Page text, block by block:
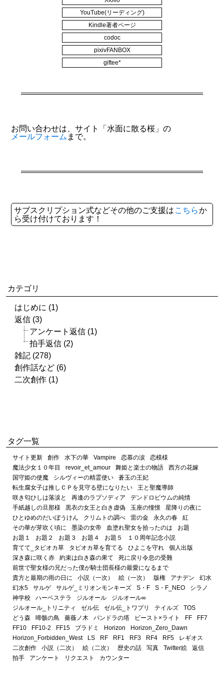
YouTube(リーディング)
Kindle著者ページ
codoc
pixivFANBOX
giftee*
お問い合わせは、サイト「水面に散る桜」の
メールフォーム まで。
サブスクリプション式などその他のご支援は こちらか
ら受け付けております！
カテゴリ
はじめに (1)
返信 (3)
アンケート返信 (1)
拍手返信 (2)
雑記 (278)
創作話など (6)
二次創作 (1)
タグ一覧
サイト更新 創作 水下の華 Vampire 恋慕の涙
恋模様
魔法少女１０年目
revoir_et_amour 舞姫と楽士の物語
西方の花嫁
国守姫の使魔
シルヴィーの精霊使い
蒼玉の王妃
転生腐女子は推しＣＰを見守る壁になりたい
王と聖魔導師
咲き匂ひしは落涙と
再逢のラプソディア
デンドロビウムの純情
手紙越しの旦那様
黒衣の女王と白き虚偽 玉座の憧憬
星降りの夜に
ひとゆめのだいぼうけん
クリムトの調べ 雷の金 永久の春
紅
その華が芽吹く頃に
墨染の女帝 血塗れ聖女を拾ったのは
お題
お題１
お題２ お題３ お題４ お題５
１０周年記念小説
育てて_タピオカ草
タピオカ草を育てる ひよこを守れ
個人出版
深き森に咲く赤
約束は白き森の果て
死に戻り令息の受難
前世で聖女様の兄だった僕が騎士団長様の最愛になるまで
貴方と最期の雨の日に
小説（一次） 絵（一次） 版権 アナデン
幻水
幻水5
サルゲ サルゲ_ミリオンモンキーズ S・F S・F_NEO
シラノ
神学校
ハーベステラ ジルオール
ジルオール∞
ジルオール_トリニティ
ゼル伝 ゼル伝_トワプリ テイルズ
TOS
どう森
啼骸の鳥 薔薇ノ木 パンドラの塔 ビースト×ライト FF
FF7
FF10
FF10-2 FF15 ブラドミ Horizon
Horizon_Zero_Dawn
Horizon_Forbidden_West
LS RF RF1 RF3 RF4 RF5
レギオス
二次創作
小説（二次） 絵（二次） 歴史の話 写真 Twitter絵
返信
拍手
アンケート リクエスト カウンター